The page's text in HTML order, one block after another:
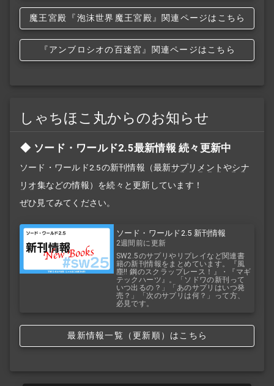
魔王宮殿 『泡沫世界 魔王宮殿』関連ページはこちら
『アンブロシオの百迷宮』関連ページはこちら
しゃちほこ丸からのお知らせ
ソード・ワールド2.5最新情報 続々更新中
ソード・ワールド2.5の新刊情報（最新サプリメントやシナ
リオ集などの情報）を続々と更新しています！
ぜひ見てみてください。
ソード・ワールド2.5 新刊情報
2週間前に更新
SW2.5のサプリやリプレイなど関連書
籍の新刊情報をまとめています。『風
塵!! 鋼のスクラップレース！』・『マギ
テックハーツ』。「ソドワの新刊って
いつ出るの？」「あのサプリはいつ発
売？」「次のサプリは何？」って方、
必見です。
最新情報一覧（更新順）はこちら